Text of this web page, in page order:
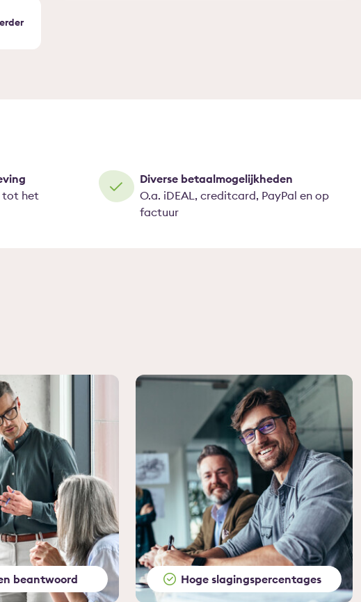
tot het
Diverse betaalmogelijkheden
O.a. iDEAL, creditcard, PayPal en op
factuur
beantwoord Hoge slagingspercentages